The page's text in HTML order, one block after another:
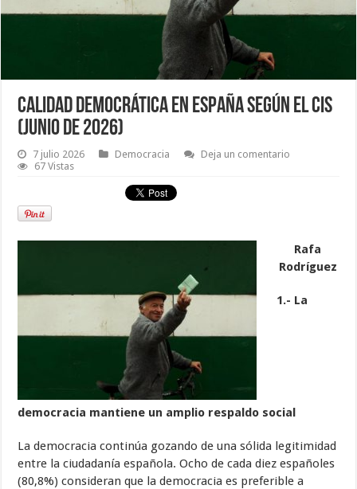
Calidad democrática en España según el CIS
(junio de 2026)
7 julio 2026 Democracia
Deja un comentario
67 Vistas
Rafa
Rodríguez
1.- La
democracia mantiene un amplio respaldo social
La democracia continúa gozando de una sólida legitimidad
entre la ciudadanía española. Ocho de cada diez españoles
(80,8%) consideran que la democracia es preferible a